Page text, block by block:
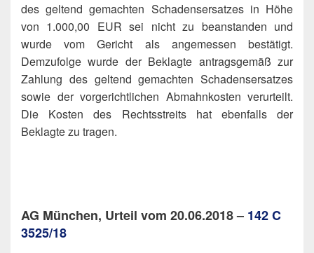
des geltend gemachten Schadensersatzes in Höhe
von 1.000,00 EUR sei nicht zu beanstanden und
wurde vom Gericht als angemessen bestätigt.
Demzufolge wurde der Beklagte antragsgemäß zur
Zahlung des geltend gemachten Schadensersatzes
sowie der vorgerichtlichen Abmahnkosten verurteilt.
Die Kosten des Rechtsstreits hat ebenfalls der
Beklagte zu tragen.
AG München, Urteil vom 20.06.2018 – 142 C
3525/18